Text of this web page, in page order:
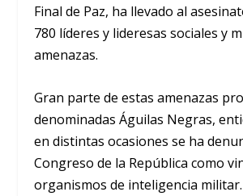
Final de Paz, ha llevado al
780 líderes y lideresas sociales y
amenazas.
Gran parte de estas amenazas
denominadas Águilas Negras,
en distintas ocasiones se ha
Congreso de la República como
organismos de inteligencia